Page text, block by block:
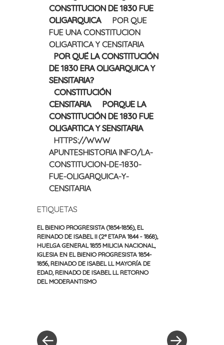
CONSTITUCION DE 1830 FUE
OLIGARQUICA
POR QUE
FUE UNA CONSTITUCION
OLIGARTICA Y CENSITARIA
POR QUÉ LA CONSTITUCIÓN
DE 1830 ERA OLIGARQUICA Y
SENSITARIA?
CONSTITUCIÓN
CENSITARIA
PORQUE LA
CONSTITUCIÓN DE 1830 FUE
OLIGARTICA Y SENSITARIA
HTTPS://WWW
APUNTESHISTORIA INFO/LA-
CONSTITUCION-DE-1830-
FUE-OLIGARQUICA-Y-
CENSITARIA
ETIQUETAS
EL BIENIO PROGRESISTA (1854-1856), EL
REINADO DE ISABEL II (2ª ETAPA 1844 - 1868),
HUELGA GENERAL 1855 MILICIA NACIONAL
IGLESIA EN EL BIENIO PROGRESISTA 1854-
1856, REINADO DE ISABEL LL MAYORÍA DE
EDAD, REINADO DE ISABEL LL RETORNO
DEL MODERANTISMO
entradas